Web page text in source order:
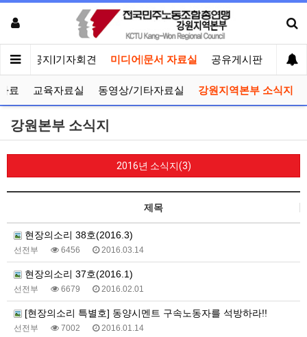
인 공지|기자회견 미디어|문서 자료실 공유게시판 선거
료 교육자료실 동영상/기타자료실 강원지역본부 소식지
강원본부 소식지
2016년 소식지(3)
제목
현장의소리 38호(2016.3)
선전부 6456 2016.03.14
현장의소리 37호(2016.1)
선전부 6679 2016.02.01
[현장의소리 특별호] 동양시멘트 구속노동자를 석방하라!!
선전부 7002 2016.01.14